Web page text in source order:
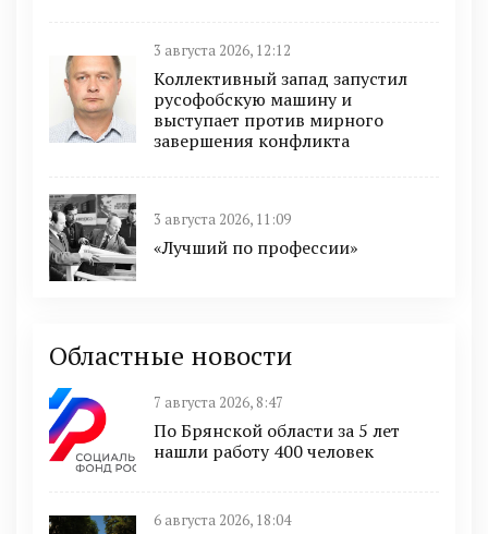
3 августа 2026, 12:12
Коллективный запад запустил
русофобскую машину и
выступает против мирного
завершения конфликта
3 августа 2026, 11:09
«Лучший по профессии»
Областные новости
7 августа 2026, 8:47
По Брянской области за 5 лет
нашли работу 400 человек
6 августа 2026, 18:04